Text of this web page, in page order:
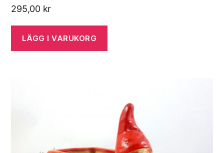
295,00 kr
LÄGG I VARUKORG